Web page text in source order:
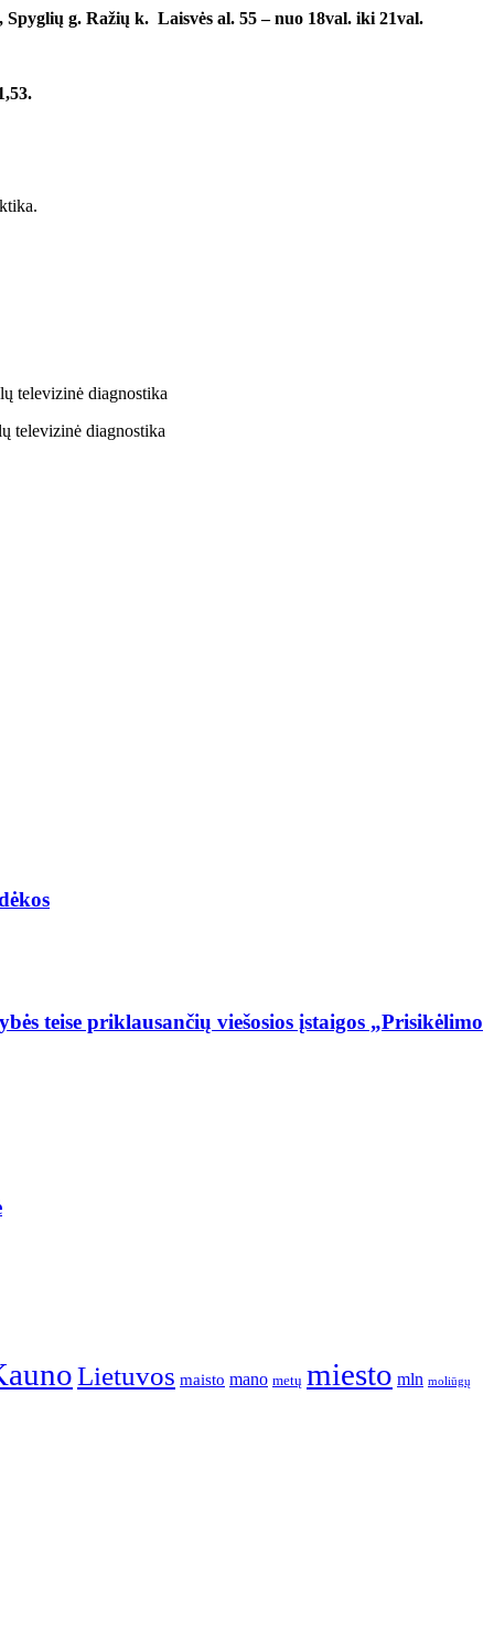
Spyglių g. Ražių k. Laisvės al. 55 – nuo 18val. iki 21val.
60.
televizinė diagnostika
televizinė diagnostika
teise priklausančių viešosios įstaigos „Prisikėlimo
Lietuvos maisto mano metų miesto mln moliūgų